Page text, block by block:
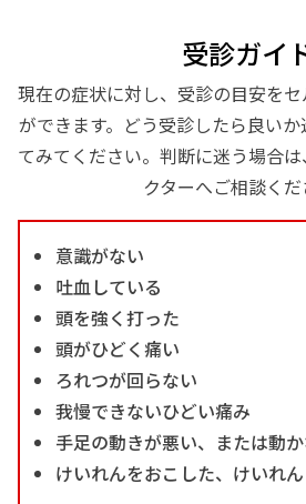
受診ガイ
現在の症状に対し、受診の目安を
ができます。どう受診したら良い
てみてください。判断に迷う場合
クターへご相談くだ
意識がない
吐血している
頭を強く打った
頭がひどく痛い
ろれつが回らない
我慢できないひどい痛み
手足の動きが悪い、または動
けいれんをおこした、けいれ